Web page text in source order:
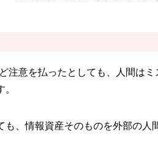
注意を払ったとしても、人間は
、情報資産そのものを外部の